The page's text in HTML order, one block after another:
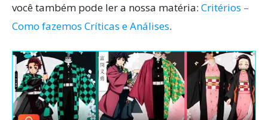
você também pode ler a nossa matéria: Critérios –
Como fazemos Críticas e Análises.